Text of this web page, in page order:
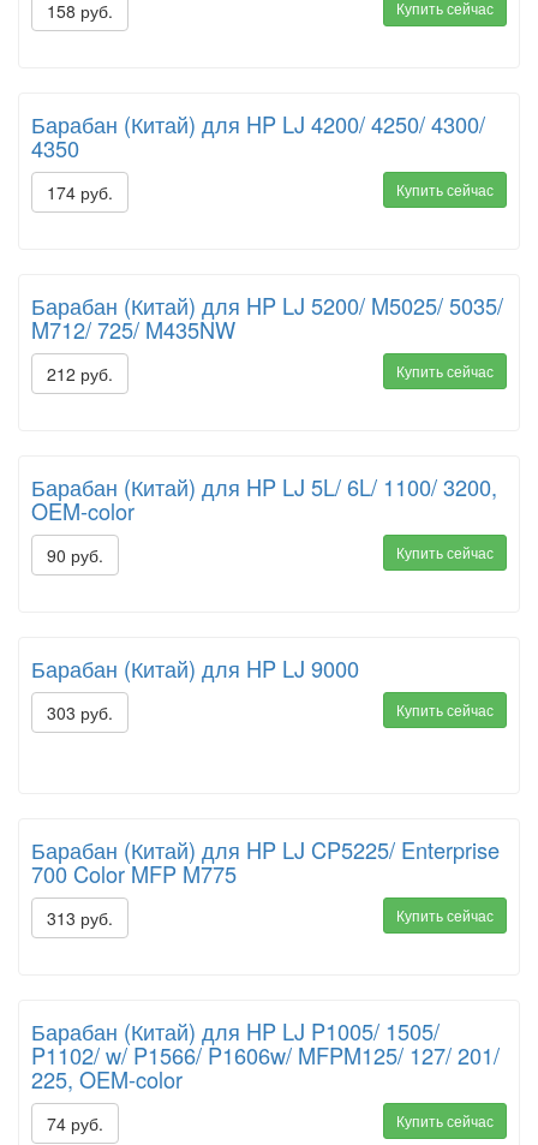
158 руб. Купить сейчас
Барабан (Китай) для HP LJ 4200/ 4250/ 4300/
4350
174 руб. Купить сейчас
Барабан (Китай) для HP LJ 5200/ M5025/ 5035/
M712/ 725/ M435NW
212 руб. Купить сейчас
Барабан (Китай) для HP LJ 5L/ 6L/ 1100/ 3200,
OEM-color
90 руб. Купить сейчас
Барабан (Китай) для HP LJ 9000
303 руб. Купить сейчас
Барабан (Китай) для HP LJ CP5225/ Enterprise
700 Color MFP M775
313 руб. Купить сейчас
Барабан (Китай) для HP LJ P1005/ 1505/
P1102/ w/ P1566/ P1606w/ MFPM125/ 127/ 201/
225, OEM-color
74 руб. Купить сейчас